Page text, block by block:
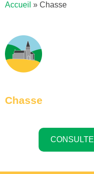
Accueil » Chasse
Chasse